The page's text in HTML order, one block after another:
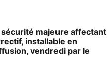
majeure affectant
installable en
vendredi par le